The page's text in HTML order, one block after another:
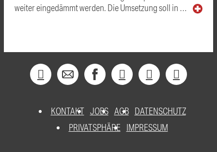
weiter eingedämmt werden. Die Umsetzung soll in …
KONTAKT JOBS AGB DATENSCHUTZ
PRIVATSPHÄRE
IMPRESSUM